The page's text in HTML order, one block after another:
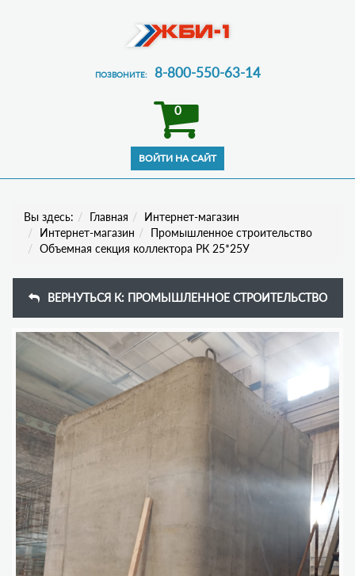
ПОЗВОНИТЕ: 8-800-550-63-14
0
Вы здесь: Главная
Интернет-магазин
Интернет-магазин
Промышленное строительство
Объемная секция коллектора РК 25*25У
ВЕРНУТЬСЯ К: ПРОМЫШЛЕННОЕ СТРОИТЕЛЬСТВО